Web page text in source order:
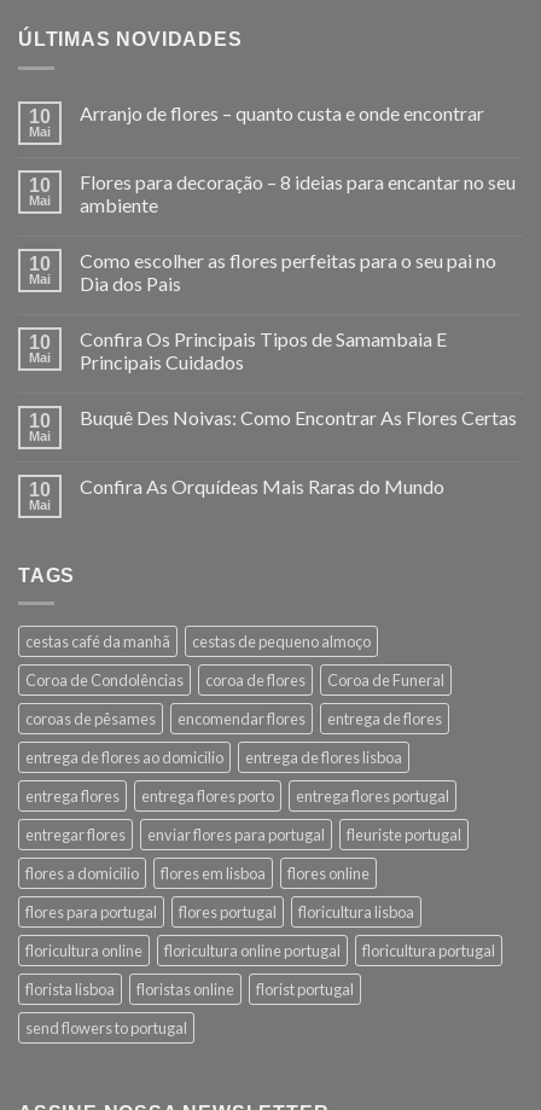
ÚLTIMAS NOVIDADES
10
Mai
Arranjo de flores – quanto custa e onde encontrar
10
Mai
Flores para decoração – 8 ideias para encantar no seu
ambiente
10
Mai
Como escolher as flores perfeitas para o seu pai no
Dia dos Pais
10
Mai
Confira Os Principais Tipos de Samambaia E
Principais Cuidados
10
Mai
Buquê Des Noivas: Como Encontrar As Flores Certas
10
Mai
Confira As Orquídeas Mais Raras do Mundo
TAGS
cestas café da manhã
cestas de pequeno almoço
Coroa de Condolências
coroa de flores
Coroa de Funeral
coroas de pêsames
encomendar flores
entrega de flores
entrega de flores ao domicilio
entrega de flores lisboa
entrega flores
entrega flores porto
entrega flores portugal
entregar flores
enviar flores para portugal
fleuriste portugal
flores a domicilio
flores em lisboa
flores online
flores para portugal
flores portugal
floricultura lisboa
floricultura online
floricultura online portugal
floricultura portugal
florista lisboa
floristas online
florist portugal
send flowers to portugal